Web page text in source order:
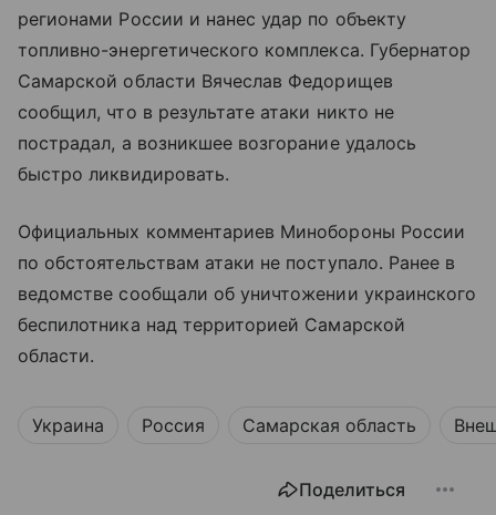
регионами России и нанес удар по объекту
топливно-энергетического комплекса. Губернатор
Самарской области Вячеслав Федорищев
сообщил, что в результате атаки никто не
пострадал, а возникшее возгорание удалось
быстро ликвидировать.
Официальных комментариев Минобороны России
по обстоятельствам атаки не поступало. Ранее в
ведомстве сообщали об уничтожении украинского
беспилотника над территорией Самарской
области.
Украина Россия Самарская область
Поделиться